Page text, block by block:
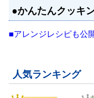
●かんたんクッキ
■アレンジレシピも公
人気ランキング